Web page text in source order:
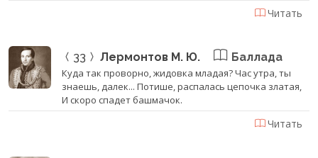
Читать
33 Лермонтов М. Ю. Баллада
Куда так проворно, жидовка младая? Час утра, ты
знаешь, далек... Потише, распалась цепочка златая,
И скоро спадет башмачок.
Читать